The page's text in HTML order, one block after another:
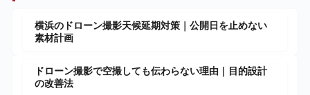
横浜のドローン撮影天候延期対策｜公開日を止めない
素材計画
ドローン撮影で空撮しても伝わらない理由｜目的設計
の改善法